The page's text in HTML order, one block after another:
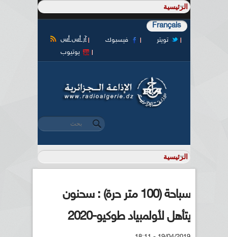
Français
آر أس أس فيسبوك
تويتر
يوتيوب
استمارة البحث
‏بحث ‏
سباحة (100 متر حرة) : سحنون
يتأهل لأولمبياد طوكيو-2020